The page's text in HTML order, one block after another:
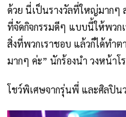
ด้วย นี่เป็นรางวัลที่ใหญ่มากๆ
ที่จัดกิจกรรมดีๆ แบบนี้ให้พวก
สิ่งที่พวกเราชอบ แล้วก็ได้ทำ
มากๆ ค่ะ” นักร้องนำ วงหน้าโ
โชว์พิเศษจากรุ่นพี่ และศิลปิน